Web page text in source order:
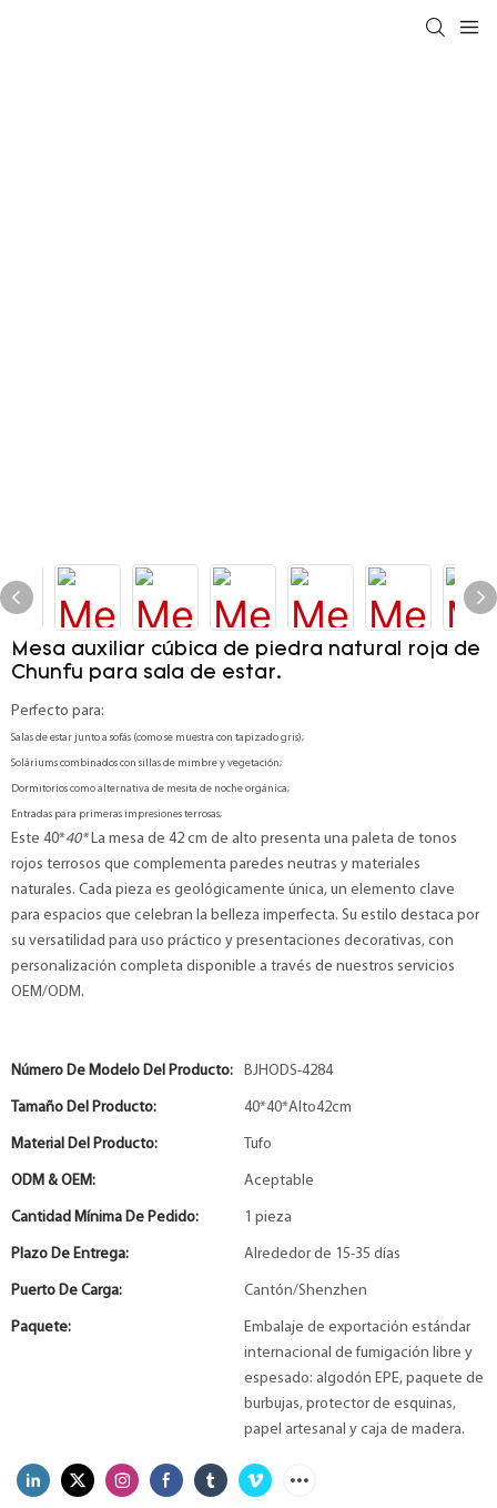
Mesa auxiliar cúbica de piedra natural roja de
Chunfu para sala de estar.
Perfecto para:
Salas de estar junto a sofás (como se muestra con tapizado gris);
Soláriums combinados con sillas de mimbre y vegetación;
Dormitorios como alternativa de mesita de noche orgánica;
Entradas para primeras impresiones terrosas;
Este 40*40*La mesa de 42 cm de alto presenta una paleta de tonos
rojos terrosos que complementa paredes neutras y materiales
naturales. Cada pieza es geológicamente única, un elemento clave
para espacios que celebran la belleza imperfecta. Su estilo destaca por
su versatilidad para uso práctico y presentaciones decorativas, con
personalización completa disponible a través de nuestros servicios
OEM/ODM.
Número De Modelo Del Producto: BJHODS-4284
Tamaño Del Producto: 40*40*Alto42cm
Material Del Producto: Tufo
ODM & OEM: Aceptable
Cantidad Mínima De Pedido: 1 pieza
Plazo De Entrega: Alrededor de 15-35 días
Puerto De Carga: Cantón/Shenzhen
Paquete:
Embalaje de exportación estándar
internacional de fumigación libre y
espesado: algodón EPE, paquete de
burbujas, protector de esquinas,
papel artesanal y caja de madera.